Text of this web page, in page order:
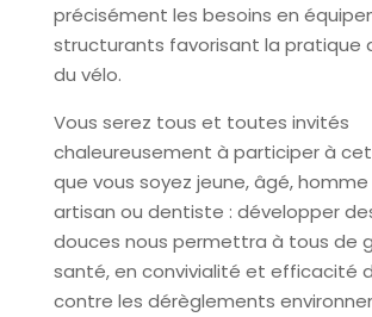
précisément les besoins en
structurants favorisant la pratique
du vélo.
Vous serez tous et toutes invités
chaleureusement à participer à
que vous soyez jeune, âgé,
artisan ou dentiste : développer
douces nous permettra à tous de
santé, en convivialité et efficacité
contre les dérèglements